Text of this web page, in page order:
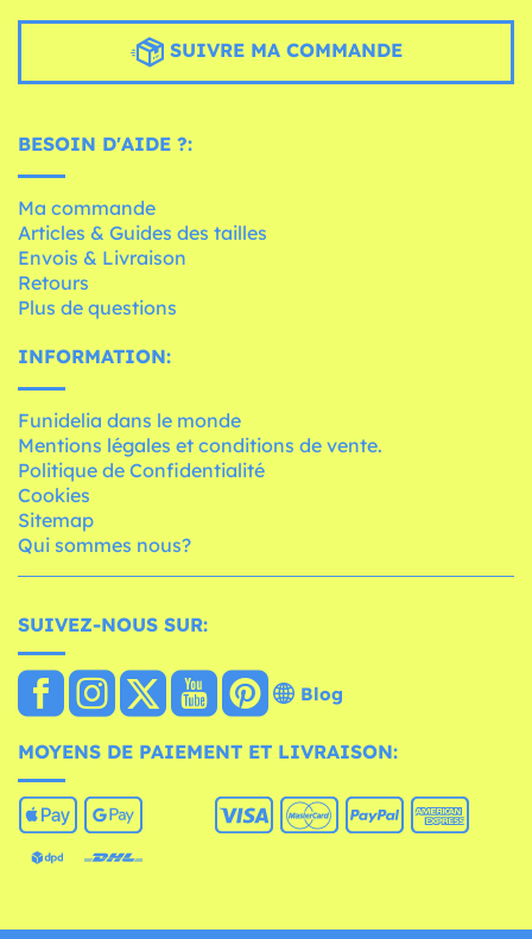
SUIVRE MA COMMANDE
BESOIN D'AIDE ?:
Ma commande
Articles & Guides des tailles
Envois & Livraison
Retours
Plus de questions
INFORMATION:
Funidelia dans le monde
Mentions légales et conditions de vente.
Politique de Confidentialité
Cookies
Sitemap
Qui sommes nous?
SUIVEZ-NOUS SUR:
Blog
MOYENS DE PAIEMENT ET LIVRAISON: